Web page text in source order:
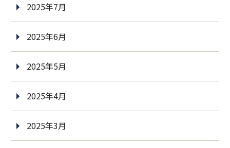
2025年7月
2025年6月
2025年5月
2025年4月
2025年3月